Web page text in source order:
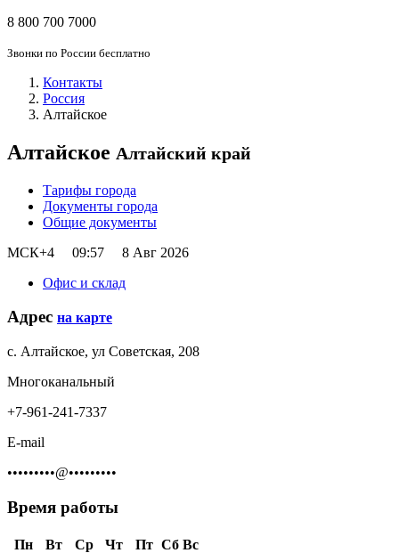
8 800 700 7000
Звонки по России бесплатно
Контакты
Россия
Алтайское
Алтайское Алтайский край
Тарифы города
Документы города
Общие документы
МСК+4
09:57
8 Авг 2026
Офис и склад
Адрес на карте
с. Алтайское, ул Советская, 208
Многоканальный
+7-961-241-7337
E-mail
•••••••••@•••••••••
Время работы
Пн Вт Ср Чт Пт Сб Вс